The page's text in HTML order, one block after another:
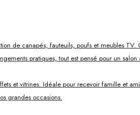
de canapés, fauteuils, poufs et meubles
pratiques, tout est pensé pour un salon
et vitrines. Idéale pour recevoir famille et
grandes occasions.